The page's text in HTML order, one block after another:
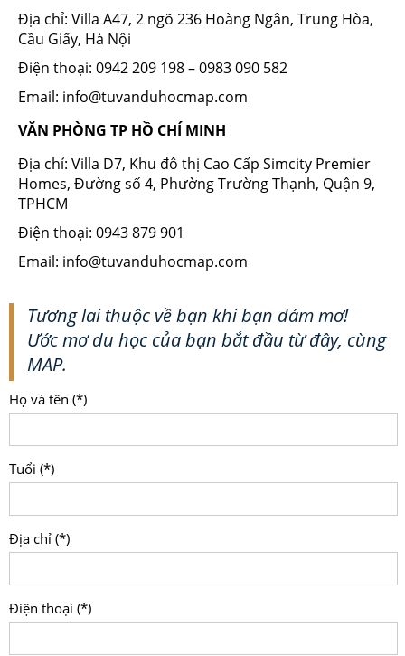
Địa chỉ: Villa A47, 2 ngõ 236 Hoàng Ngân, Trung Hòa,
Cầu Giấy, Hà Nội
Điện thoại: 0942 209 198 – 0983 090 582
Email: info@tuvanduhocmap.com
VĂN PHÒNG TP HỒ CHÍ MINH
Địa chỉ: Villa D7, Khu đô thị Cao Cấp Simcity Premier
Homes, Đường số 4, Phường Trường Thạnh, Quận 9,
TPHCM
Điện thoại: 0943 879 901
Email: info@tuvanduhocmap.com
Tương lai thuộc về bạn khi bạn dám mơ!
Ước mơ du học của bạn bắt đầu từ đây, cùng
MAP.
Họ và tên (*)
Tuổi (*)
Địa chỉ (*)
Điện thoại (*)